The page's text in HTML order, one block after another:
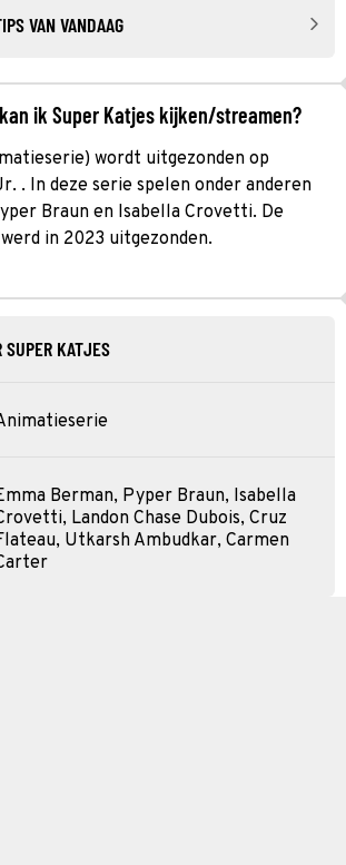
VAN VANDAAG
ik Super Katjes kijken/streamen?
wordt uitgezonden op
. In deze serie spelen onder anderen
Braun en Isabella Crovetti. De
in 2023 uitgezonden.
SUPER KATJES
Berman, Pyper Braun, Isabella
Landon Chase Dubois, Cruz
Utkarsh Ambudkar, Carmen